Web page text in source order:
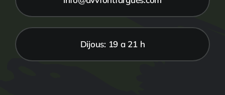
Dijous: 19 a 21 h